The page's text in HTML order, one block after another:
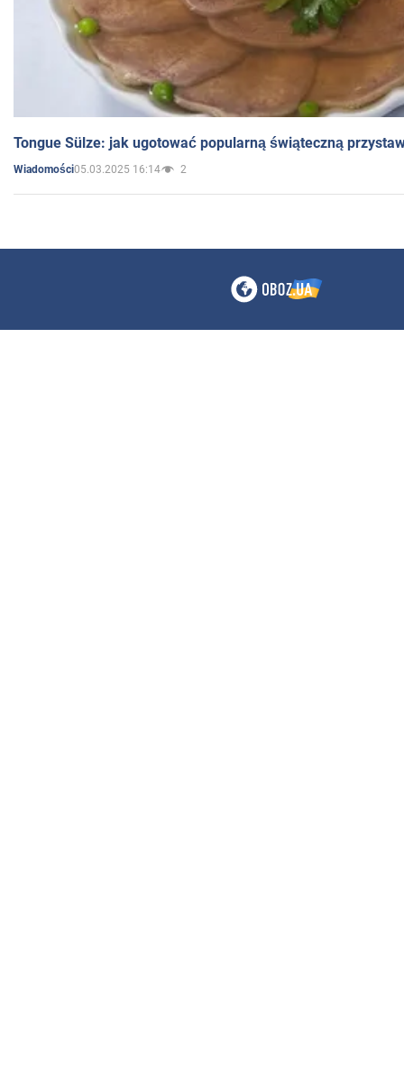
Tongue Sülze: jak ugotować popularną świąteczną
Wiadomości05.03.2025 16:14 2